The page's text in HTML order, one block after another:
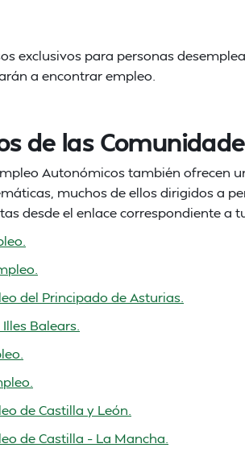
exclusivos para personas
a encontrar empleo.
de las
Autonómicos también ofrecen
muchos de ellos dirigidos a
desde el enlace correspondiente a
del Principado de Asturias.
Balears.
de Castilla y León.
de Castilla – La Mancha.